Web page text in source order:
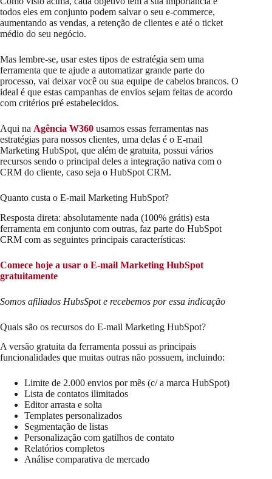
todos eles em conjunto podem salvar o seu e-commerce,
aumentando as vendas, a retenção de clientes e até o ticket
médio do seu negócio.
Mas lembre-se, usar estes tipos de estratégia sem uma
ferramenta que te ajude a automatizar grande parte do
processo, vai deixar você ou sua equipe de cabelos brancos. O
ideal é que estas campanhas de envios sejam feitas de acordo
com critérios pré estabelecidos.
Aqui na Agência W360 usamos essas ferramentas nas
estratégias para nossos clientes, uma delas é o E-mail
Marketing HubSpot, que além de gratuita, possui vários
recursos sendo o principal deles a integração nativa com o
CRM do cliente, caso seja o HubSpot CRM.
Quanto custa o E-mail Marketing HubSpot?
Resposta direta: absolutamente nada (100% grátis) esta
ferramenta em conjunto com outras, faz parte do HubSpot
CRM com as seguintes principais características:
Comece hoje a usar o E-mail Marketing HubSpot
gratuitamente
Somos afiliados HubsSpot e recebemos por essa indicação
Quais são os recursos do E-mail Marketing HubSpot?
A versão gratuita da ferramenta possui as principais
funcionalidades que muitas outras não possuem, incluindo:
Limite de 2.000 envios por mês (c/ a marca HubSpot)
Lista de contatos ilimitados
Editor arrasta e solta
Templates personalizados
Segmentação de listas
Personalização com gatilhos de contato
Relatórios completos
Análise comparativa de mercado